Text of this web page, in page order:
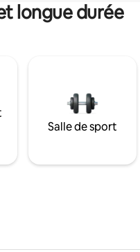
longue durée
Salle de sport